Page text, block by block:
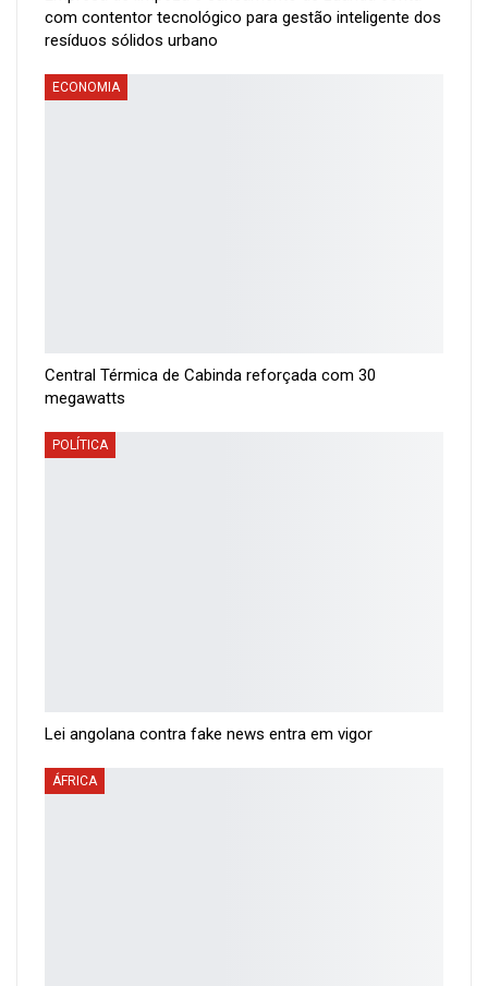
com contentor tecnológico para gestão inteligente dos
resíduos sólidos urbano
ECONOMIA
Central Térmica de Cabinda reforçada com 30
megawatts
POLÍTICA
Lei angolana contra fake news entra em vigor
ÁFRICA